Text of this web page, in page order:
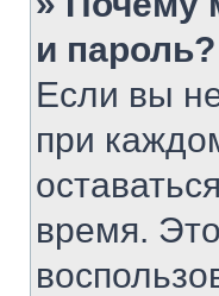
и пароль?
Если вы
при
время.